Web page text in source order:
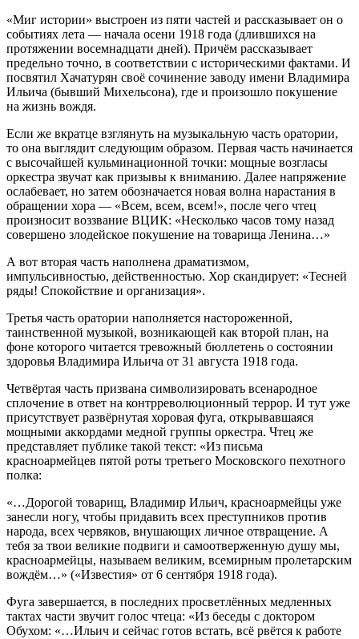
«Миг истории» выстроен из пяти частей и рассказывает он о
событиях лета — начала осени 1918 года (длившихся на
протяжении восемнадцати дней). Причём рассказывает
предельно точно, в соответствии с историческими фактами. И
посвятил Хачатурян своё сочинение заводу имени Владимира
Ильича (бывший Михельсона), где и произошло покушение
на жизнь вождя.
Если же вкратце взглянуть на музыкальную часть оратории,
то она выглядит следующим образом. Первая часть начинается
с высочайшей кульминационной точки: мощные возгласы
оркестра звучат как призывы к вниманию. Далее напряжение
ослабевает, но затем обозначается новая волна нарастания в
обращении хора — «Всем, всем, всем!», после чего чтец
произносит воззвание ВЦИК: «Несколько часов тому назад
совершено злодейское покушение на товарища Ленина…»
А вот вторая часть наполнена драматизмом,
импульсивностью, действенностью. Хор скандирует: «Тесней
ряды! Спокойствие и организация».
Третья часть оратории наполняется настороженной,
таинственной музыкой, возникающей как второй план, на
фоне которого читается тревожный бюллетень о состоянии
здоровья Владимира Ильича от 31 августа 1918 года.
Четвёртая часть призвана символизировать всенародное
сплочение в ответ на контрреволюционный террор. И тут уже
присутствует развёрнутая хоровая фуга, открывавшаяся
мощными аккордами медной группы оркестра. Чтец же
представляет публике такой текст: «Из письма
красноармейцев пятой роты третьего Московского пехотного
полка:
«…Дорогой товарищ, Владимир Ильич, красноармейцы уже
занесли ногу, чтобы придавить всех преступников против
народа, всех червяков, внушающих личное отвращение. А
тебя за твои великие подвиги и самоотверженную душу мы,
красноармейцы, называем великим, всемирным пролетарским
вождём…» («Известия» от 6 сентября 1918 года).
Фуга завершается, в последних просветлённых медленных
тактах части звучит голос чтеца: «Из беседы с доктором
Обухом: «…Ильич и сейчас готов встать, всё рвётся к работе